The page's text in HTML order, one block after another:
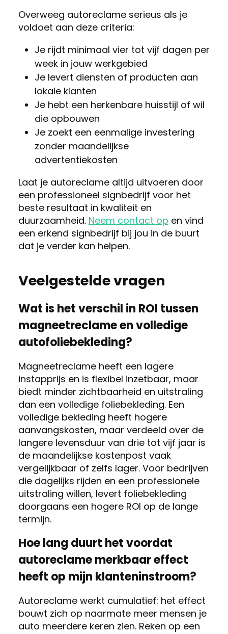
Overweeg autoreclame serieus als je
voldoet aan deze criteria:
Je rijdt minimaal vier tot vijf dagen per
week in jouw werkgebied
Je levert diensten of producten aan
lokale klanten
Je hebt een herkenbare huisstijl of wil
die opbouwen
Je zoekt een eenmalige investering
zonder maandelijkse
advertentiekosten
Laat je autoreclame altijd uitvoeren door
een professioneel signbedrijf voor het
beste resultaat in kwaliteit en
duurzaamheid. Neem contact op en vind
een erkend signbedrijf bij jou in de buurt
dat je verder kan helpen.
Veelgestelde vragen
Wat is het verschil in ROI tussen
magneetreclame en volledige
autofoliebekleding?
Magneetreclame heeft een lagere
instapprijs en is flexibel inzetbaar, maar
biedt minder zichtbaarheid en uitstraling
dan een volledige foliebekleding. Een
volledige bekleding heeft hogere
aanvangskosten, maar verdeeld over de
langere levensduur van drie tot vijf jaar is
de maandelijkse kostenpost vaak
vergelijkbaar of zelfs lager. Voor bedrijven
die dagelijks rijden en een professionele
uitstraling willen, levert foliebekleding
doorgaans een hogere ROI op de lange
termijn.
Hoe lang duurt het voordat
autoreclame merkbaar effect
heeft op mijn klanteninstroom?
Autoreclame werkt cumulatief: het effect
bouwt zich op naarmate meer mensen je
auto meerdere keren zien. Reken op een